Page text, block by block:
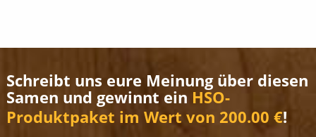
Schreibt uns eure Meinung über diesen
Samen und gewinnt ein HSO-
Produktpaket im Wert von 200.00 €!